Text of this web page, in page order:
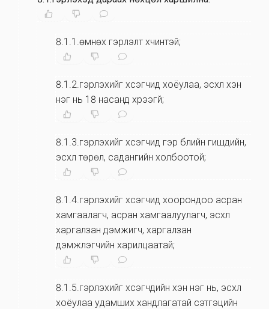
8.1.1.өмнөх гэрлэлт хүчинтэй;
8.1.2.гэрлэхийг хүсэгчид хоёулаа, эсхүл хэн
нэг нь 18 насанд хүрээгүй;
8.1.3.гэрлэхийг хүсэгчид гэр бүлийн гишүүдийн,
эсхүл төрөл, садангийн холбоотой;
8.1.4.гэрлэхийг хүсэгчид хоорондоо асран
хамгаалагч, асран хамгаалуулагч, эсхүл
харгалзан дэмжигч, харгалзан
дэмжүүлэгчийн харилцаатай;
8.1.5.гэрлэхийг хүсэгчдийн хэн нэг нь, эсхүл
хоёулаа удамших хандлагатай сэтгэцийн